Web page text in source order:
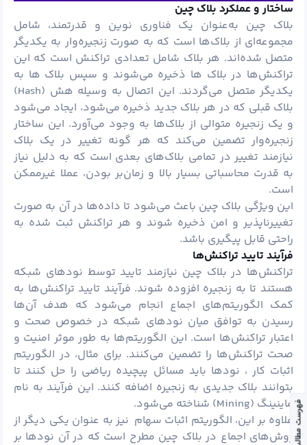
ساختار و عملکرد بلاک چین
بلاک چین به‌عنوان یک فناوری نوین و قدرتمند، شامل
مجموعه‌ای از بلاک‌ها است که به صورت زنجیره‌وار به یکدیگر
متصل شده‌اند. هر بلاک شامل تعدادی تراکنش است که این
تراکنش‌ها در بلاک ‌ها ذخیره می‌شوند و سپس بلاک‌ ها به
یکدیگر متصل می‌گردند. این اتصال به وسیله هش (Hash)
بلاک قبلی که در هر بلاک جدید ذخیره می‌شود، ایجاد می‌شود
و یک زنجیره متوالی از بلاک‌ها به وجود می‌آورد. این ساختار
زنجیره‌وار تضمین می‌کند که هر گونه تغییر در یک بلاک
نیازمند تغییر در تمامی بلاک‌های بعدی است که به دلیل نیاز
به قدرت محاسباتی بسیار بالا و زمان‌بر بودن، عملا غیرممکن
است.
این ویژگی بلاک چین باعث می‌شود تا داده‌ها در آن به صورت
تغییرناپذیر و امن ذخیره شوند و هر تراکنش ثبت شده به
راحتی قابل پیگیری باشد.
فرآیند تایید تراکنش‌ها
تراکنش‌ها در بلاک چین نیازمند تایید توسط نودهای شبکه
هستند تا به زنجیره افزوده شوند. فرآیند تایید تراکنش‌ها به
کمک الگوریتم‌های اجماع انجام می‌شود که هدف آن‌ها
رسیدن به توافق میان نودهای شبکه در خصوص صحت و
اعتبار تراکنش‌ها است. این الگوریتم‌ها به طور موثر امنیت و
صحت تراکنش‌ها را تضمین می‌کنند. برای مثال، در الگوریتم
اثبات کار ، نودها باید مسائل پیچیده ریاضی را حل کنند تا
بتوانند بلاک جدیدی به زنجیره اضافه کنند. این فرآیند به نام
ماینینگ (Mining) شناخته می‌شود.
علاوه بر این، الگوریتم اثبات سهام نیز به عنوان یکی دیگر از
روش‌های اجماع در بلاک چین مطرح است که در آن نودها بر فهرست مطالب